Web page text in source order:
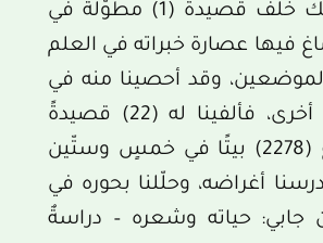
وثمانية عشر (1118) بيتاً، في سبع وثلاثين (37) قصيدةً، وكذلك خلف قصيدةً (1) مطوّلةً في
التي صاغ فيها عصارة خبراته في العلم
وقد أحصينا منه في
أحد كتبه خمس (5) قصائدَ في (83) بيتًا، ثمَّ تتبّعنا مواطنَ أخرى، فألفينا له (22) قصيدةً
ومقطّعة في أربعمئةٍ وأربعة عشر (414) بيتًا، فكان المجموع (2278) بيتًا في خمسٍ وستّين
أغراضه، وحلّلنا بحوره في
جابي: حياته وشعره – دراسةٌ